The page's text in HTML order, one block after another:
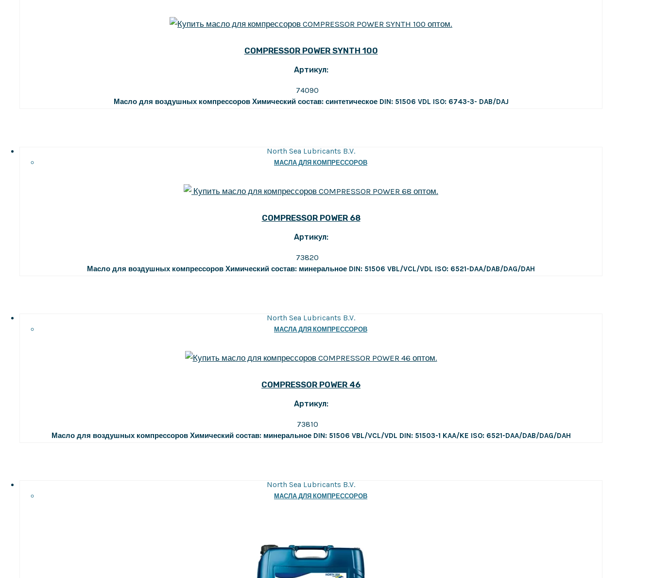
COMPRESSOR POWER SYNTH 100
Артикул:
74090
Масло для воздушных компрессоров Химический состав: синтетическое DIN: 51506 VDL ISO: 6743-3- DAB/DAJ
North Sea Lubricants B.V.
МАСЛА ДЛЯ КОМПРЕССОРОВ
COMPRESSOR POWER 68
Артикул:
73820
Масло для воздушных компрессоров Химический состав: минеральное DIN: 51506 VBL/VCL/VDL ISO: 6521-DAA/DAB/DAG/DAH
North Sea Lubricants B.V.
МАСЛА ДЛЯ КОМПРЕССОРОВ
COMPRESSOR POWER 46
Артикул:
73810
Масло для воздушных компрессоров Химический состав: минеральное DIN: 51506 VBL/VCL/VDL DIN: 51503-1 KAA/KE ISO: 6521-DAA/DAB/DAG/DAH
North Sea Lubricants B.V.
МАСЛА ДЛЯ КОМПРЕССОРОВ